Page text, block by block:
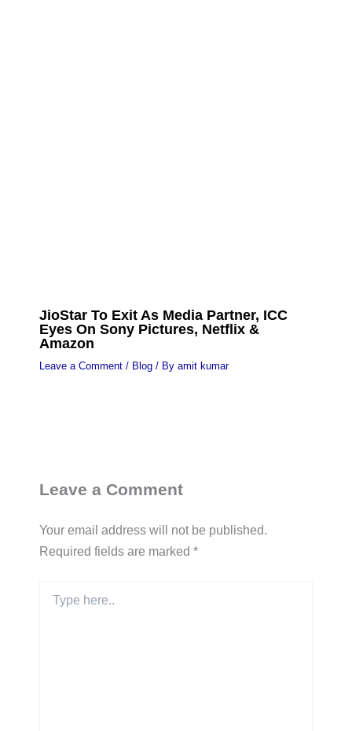
JioStar To Exit As Media Partner, ICC
Eyes On Sony Pictures, Netflix &
Amazon
Leave a Comment / Blog/ By amit kumar
Leave a Comment
Your email address will not be published.
Required fields are marked *
here..